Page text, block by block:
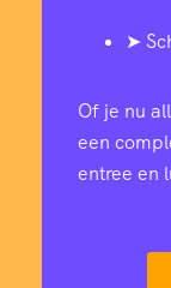
➤
Of je nu
een
entree en